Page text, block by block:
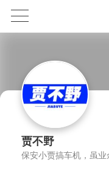
贾不野
保安小贾搞车机，虽业